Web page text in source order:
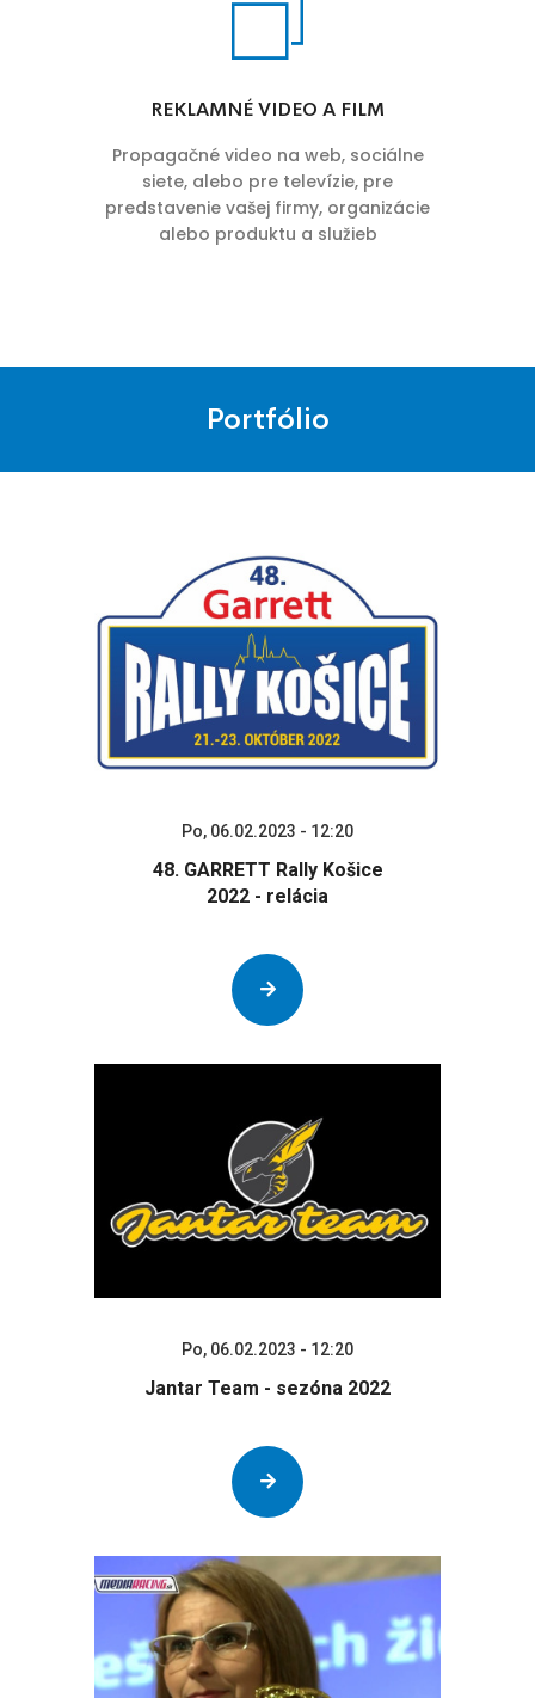
REKLAMNÉ VIDEO A FILM
Propagačné video na web, sociálne
siete, alebo pre televízie, pre
predstavenie vašej firmy, organizácie
alebo produktu a služieb
Portfólio
Po, 06.02.2023 - 12:20
48. GARRETT Rally Košice
2022 - relácia
Po, 06.02.2023 - 12:20
Jantar Team - sezóna 2022